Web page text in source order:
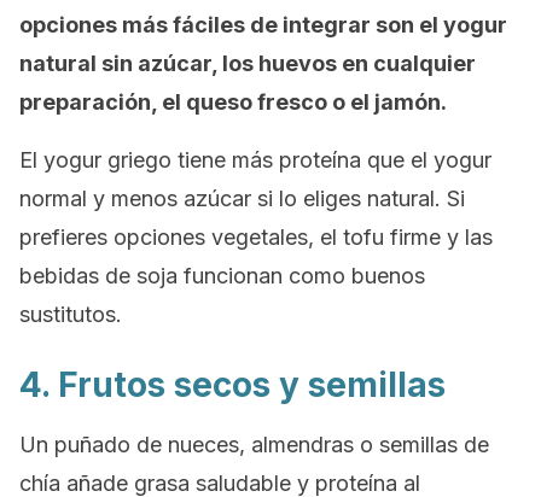
opciones más fáciles de integrar son el yogur
natural sin azúcar, los huevos en cualquier
preparación, el queso fresco o el jamón.
El yogur griego tiene más proteína que el yogur
normal y menos azúcar si lo eliges natural. Si
prefieres opciones vegetales, el tofu firme y las
bebidas de soja funcionan como buenos
sustitutos.
4. Frutos secos y semillas
Un puñado de nueces, almendras o semillas de
chía añade grasa saludable y proteína al